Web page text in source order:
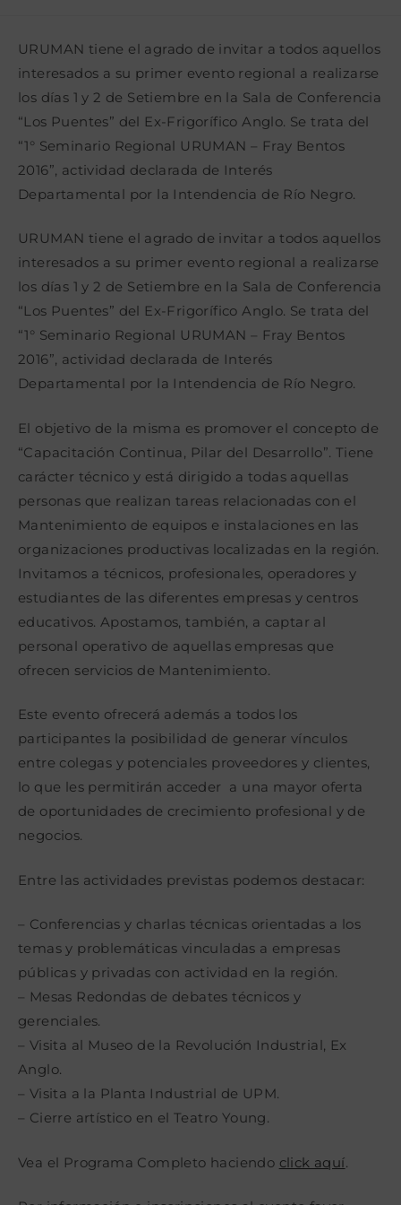
entrada:
URUMAN tiene el agrado de invitar a todos aquellos
interesados a su primer evento regional a realizarse
los días 1 y 2 de Setiembre en la Sala de Conferencia
“Los Puentes” del Ex-Frigorífico Anglo. Se trata del
“1° Seminario Regional URUMAN – Fray Bentos
2016”, actividad declarada de Interés
Departamental por la Intendencia de Río Negro.
URUMAN tiene el agrado de invitar a todos aquellos
interesados a su primer evento regional a realizarse
los días 1 y 2 de Setiembre en la Sala de Conferencia
“Los Puentes” del Ex-Frigorífico Anglo. Se trata del
“1° Seminario Regional URUMAN – Fray Bentos
2016”, actividad declarada de Interés
Departamental por la Intendencia de Río Negro.
El objetivo de la misma es promover el concepto de
“Capacitación Continua, Pilar del Desarrollo”. Tiene
carácter técnico y está dirigido a todas aquellas
personas que realizan tareas relacionadas con el
Mantenimiento de equipos e instalaciones en las
organizaciones productivas localizadas en la región.
Invitamos a técnicos, profesionales, operadores y
estudiantes de las diferentes empresas y centros
educativos. Apostamos, también, a captar al
personal operativo de aquellas empresas que
ofrecen servicios de Mantenimiento.
Este evento ofrecerá además a todos los
participantes la posibilidad de generar vínculos
entre colegas y potenciales proveedores y clientes,
lo que les permitirán acceder a una mayor oferta
de oportunidades de crecimiento profesional y de
negocios.
Entre las actividades previstas podemos destacar:
– Conferencias y charlas técnicas orientadas a los
temas y problemáticas vinculadas a empresas
públicas y privadas con actividad en la región.
– Mesas Redondas de debates técnicos y
gerenciales.
– Visita al Museo de la Revolución Industrial, Ex
Anglo.
– Visita a la Planta Industrial de UPM.
– Cierre artístico en el Teatro Young.
Vea el Programa Completo haciendo click aquí.